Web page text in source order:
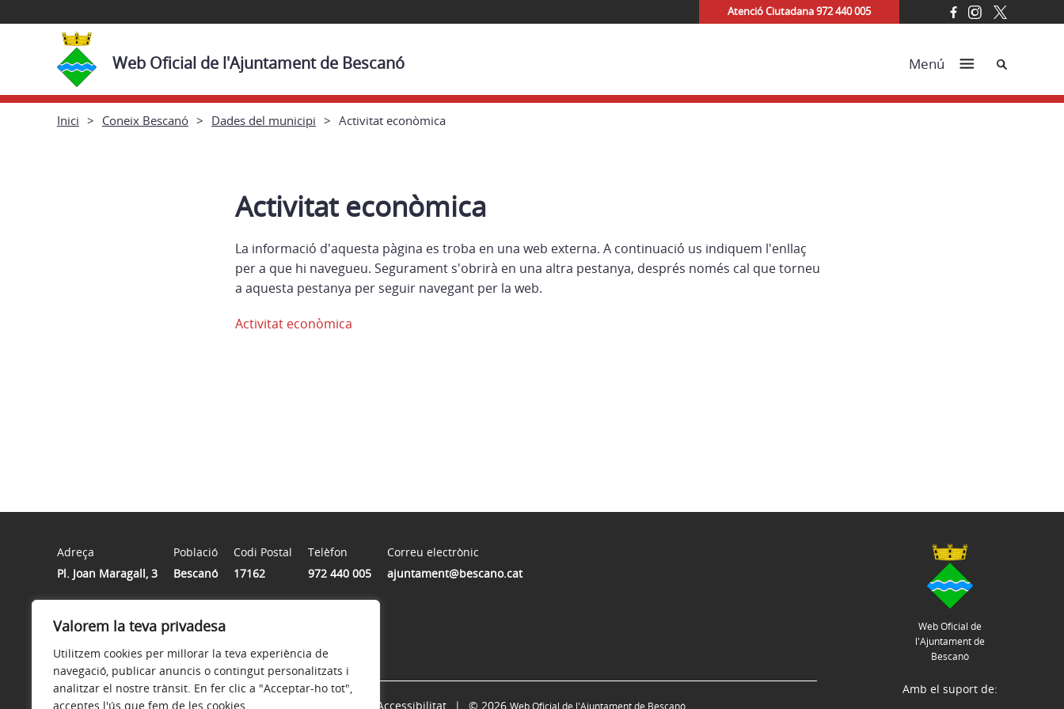
Valorem la teva privadesa
Utilitzem cookies per millorar la teva experiència de
navegació, publicar anuncis o contingut personalitzats i
analitzar el nostre trànsit. En fer clic a "Acceptar-ho tot",
acceptes l'ús que fem de les cookies.
Atenció Ciutadana 972 440 005
Web Oficial de l'Ajuntament de Bescanó Menú Cerca
Inici Coneix Bescanó Dades del municipi Activitat econòmica
Activitat econòmica
La informació d'aquesta pàgina es troba en una web externa. A continuació us indiquem l'enllaç
per a que hi navegueu. Segurament s'obrirà en una altra pestanya, després només cal que torneu
a aquesta pestanya per seguir navegant per la web.
Activitat econòmica
Adreça
Pl. Joan Maragall, 3
Població
Bescanó
Codi Postal
17162
Telèfon
972 440 005
Correu electrònic
ajuntament@bescano.cat
Horari
Web Oficial de
l'Ajuntament de
Bescanó
Avís legal Política de privacitat Accessibilitat © 2026
Amb el suport de: